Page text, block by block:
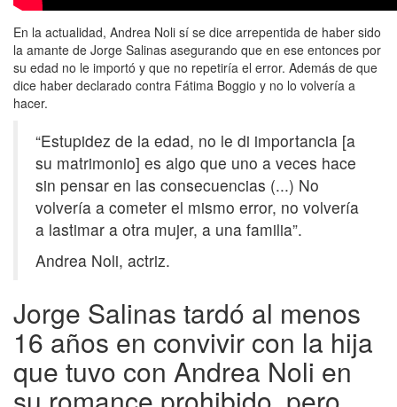
En la actualidad, Andrea Noli sí se dice arrepentida de haber sido
la amante de Jorge Salinas asegurando que en ese entonces por
su edad no le importó y que no repetiría el error. Además de que
dice haber declarado contra Fátima Boggio y no lo volvería a
hacer.
“Estupidez de la edad, no le di importancia [a
su matrimonio] es algo que uno a veces hace
sin pensar en las consecuencias (...) No
volvería a cometer el mismo error, no volvería
a lastimar a otra mujer, a una familia”.
Andrea Noli, actriz.
Jorge Salinas tardó al menos
16 años en convivir con la hija
que tuvo con Andrea Noli en